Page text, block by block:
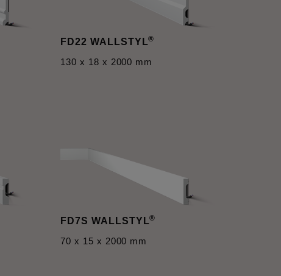
FD22 WALLSTYL®
130 x 18 x 2000 mm
FD7S WALLSTYL®
70 x 15 x 2000 mm